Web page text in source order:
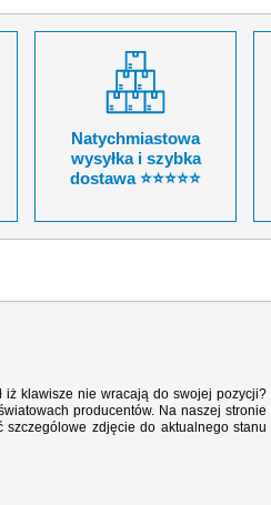
Natychmiastowa
wysyłka i szybka
dostawa ⭐⭐⭐⭐⭐
iż klawisze nie wracają do swojej pozycji?
producentów. Na naszej stronie
zdjęcie do aktualnego stanu